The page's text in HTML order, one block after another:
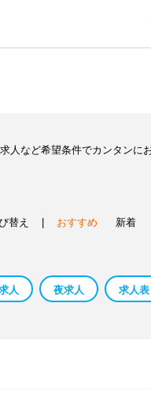
人など希望条件でカンタンに
替え おすすめ 新着
人 夜求人 求人表